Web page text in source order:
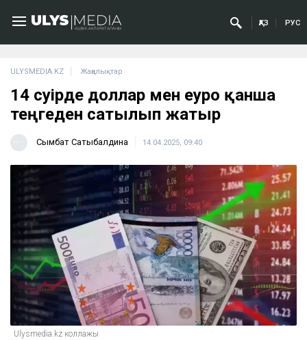
ҚАЗ РУС
ULYSMEDIA.KZ Жаңалықтар
14 сәуірде доллар мен еуро қанша
теңгеден сатылып жатыр
Сымбат Сатыбалдина 14.04.2025, 09:40
Ulysmedia.kz коллажы